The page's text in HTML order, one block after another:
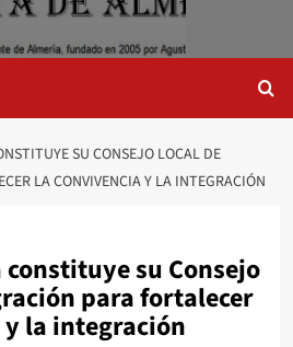
SU CONSEJO LOCAL DE
LA CONVIVENCIA Y LA INTEGRACIÓN
su Consejo
para fortalecer
la integración